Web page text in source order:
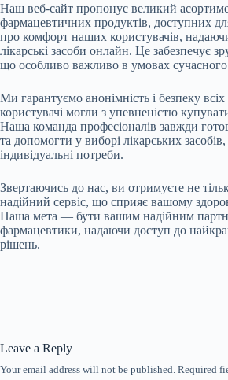
Наш веб-сайт пропонує великий
фармацевтичних продуктів, доступних
про комфорт наших користувачів,
лікарські засоби онлайн. Це забезпечує
що особливо важливо в умовах
Ми гарантуємо анонімність і безпеку
користувачі могли з упевненістю
Наша команда професіоналів завжди
та допомогти у виборі лікарських
індивідуальні потреби.
Звертаючись до нас, ви отримуєте не
надійний сервіс, що сприяє вашому
Наша мета — бути вашим надійним
фармацевтики, надаючи доступ до
рішень.
Leave a Reply
Your email address will not be published. Required